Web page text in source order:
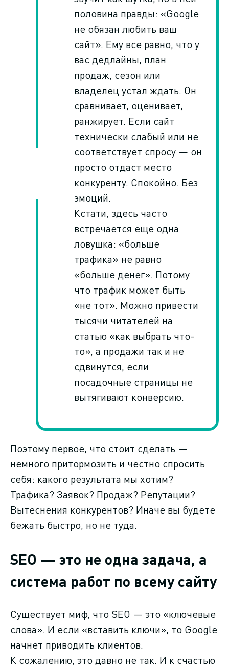
половина правды: «Google
не обязан любить ваш
сайт». Ему все равно, что у
вас дедлайны, план
продаж, сезон или
владелец устал ждать. Он
сравнивает, оценивает,
ранжирует. Если сайт
технически слабый или не
соответствует спросу — он
просто отдаст место
конкуренту. Спокойно. Без
эмоций.
Кстати, здесь часто
встречается еще одна
ловушка: «больше
трафика» не равно
«больше денег». Потому
что трафик может быть
«не тот». Можно привести
тысячи читателей на
статью «как выбрать что-
то», а продажи так и не
сдвинутся, если
посадочные страницы не
вытягивают конверсию.
Поэтому первое, что стоит сделать —
немного притормозить и честно спросить
себя: какого результата мы хотим?
Трафика? Заявок? Продаж? Репутации?
Вытеснения конкурентов? Иначе вы будете
бежать быстро, но не туда.
SEO — это не одна задача, а
система работ по всему сайту
Существует миф, что SEO — это «ключевые
слова». И если «вставить ключи», то Google
начнет приводить клиентов.
К сожалению, это давно не так. И к счастью